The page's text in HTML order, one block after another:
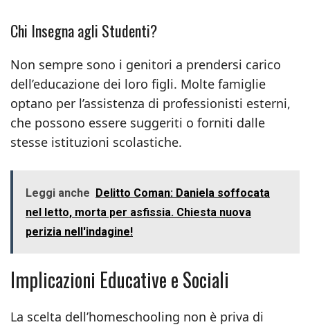
Chi Insegna agli Studenti?
Non sempre sono i genitori a prendersi carico
dell’educazione dei loro figli. Molte famiglie
optano per l’assistenza di professionisti esterni,
che possono essere suggeriti o forniti dalle
stesse istituzioni scolastiche.
Leggi anche Delitto Coman: Daniela soffocata
nel letto, morta per asfissia. Chiesta nuova
perizia nell'indagine!
Implicazioni Educative e Sociali
La scelta dell’homeschooling non è priva di